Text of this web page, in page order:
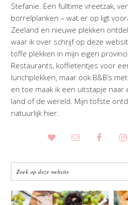
Stefanie. Een fulltime vreetzak,
borrelplanken – wat er op ligt
Zeeland en nieuwe plekken
waar ik over schrijf op deze
toffe plekken in mijn eigen
Restaurants, koffietentjes voor
lunchplekken, maar ook B&B’s
en toe maak ik een uitstapje
land of de wereld. Mijn tofste
natuurlijk hier.